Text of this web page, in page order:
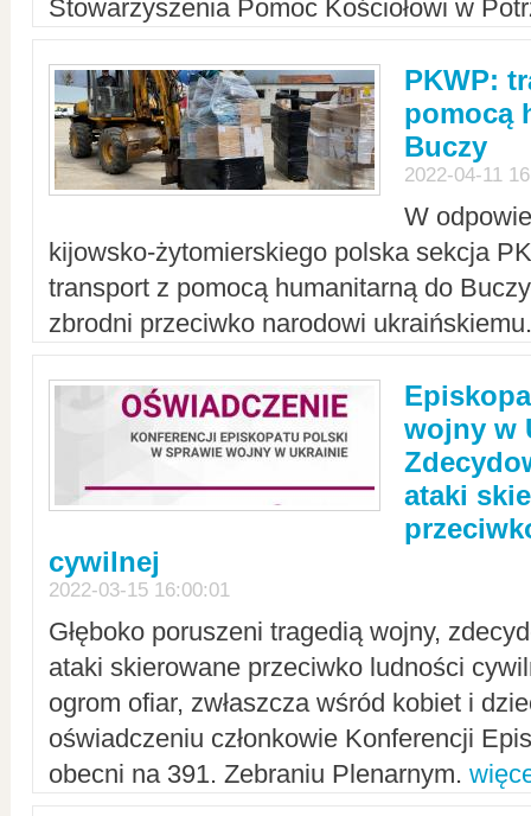
Stowarzyszenia Pomoc Kościołowi w
PKWP:
pomocą
Buczy
2022-04-11
W
kijowsko-żytomierskiego polska sekcja
transport z pomocą humanitarną do
zbrodni przeciwko narodowi
wojny w
ataki
cywilnej
2022-03-15 16:00:01
Głęboko poruszeni tragedią wojny,
ataki skierowane przeciwko ludności
ogrom ofiar, zwłaszcza wśród kobiet i
oświadczeniu członkowie Konferencji
obecni na 391. Zebraniu Plenarnym.